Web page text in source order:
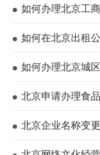
如何办理北京工
如何在北京出租
如何办理北京城
北京申请办理食
北京企业名称变